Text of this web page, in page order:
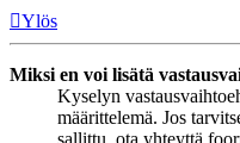
Ylös
Miksi en voi lisätä
Kyselyn
määrittelemä. Jos
sallittu, ota yhteyttä